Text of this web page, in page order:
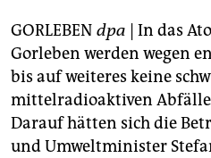
fragen & hilfe
unterstützen
abo
genossenschaft
GORLEBEN dpa | In das
Gorleben werden wegen
bis auf weiteres keine
mittelradioaktiven
Darauf hätten sich die
und Umweltminister